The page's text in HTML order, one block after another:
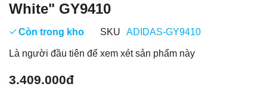
White" GY9410
Còn trong kho SKU ADIDAS-GY9410
Là người đầu tiên để xem xét sản phẩm này
3.409.000đ